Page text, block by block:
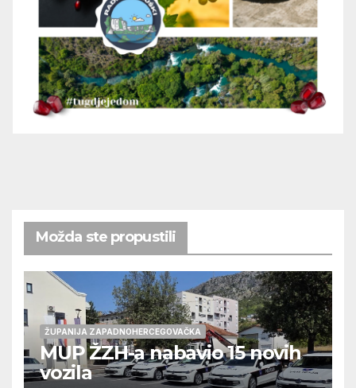
Možda ste propustili
ŽUPANIJA ZAPADNOHERCEGOVAČKA
MUP ŽZH-a nabavio 15 novih
vozila